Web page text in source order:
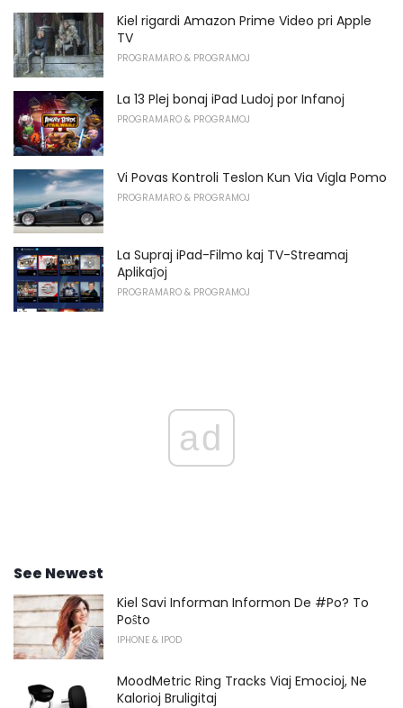
Kiel rigardi Amazon Prime Video pri Apple
TV
PROGRAMARO & PROGRAMOJ
La 13 Plej bonaj iPad Ludoj por Infanoj
PROGRAMARO & PROGRAMOJ
Vi Povas Kontroli Teslon Kun Via Vigla Pomo
PROGRAMARO & PROGRAMOJ
La Supraj iPad-Filmo kaj TV-Streamaj
Aplikaĵoj
PROGRAMARO & PROGRAMOJ
ad
See Newest
Kiel Savi Informan Informon De #Po? To
Poŝto
IPHONE & IPOD
MoodMetric Ring Tracks Viaj Emocioj, Ne
Kalorioj Bruligitaj